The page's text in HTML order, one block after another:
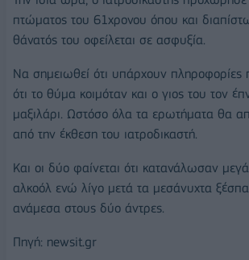
πτώματος του 61χρονου όπου και
θάνατός του οφείλεται σε ασφυξία.
Να σημειωθεί ότι υπάρχουν
ότι το θύμα κοιμόταν και ο γιος του τον
μαξιλάρι. Ωστόσο όλα τα ερωτήματα θα
από την έκθεση του ιατροδικαστή.
Και οι δύο φαίνεται ότι κατανάλωσαν
αλκοόλ ενώ λίγο μετά τα μεσάνυχτα
ανάμεσα στους δύο άντρες.
Πηγή: newsit.gr